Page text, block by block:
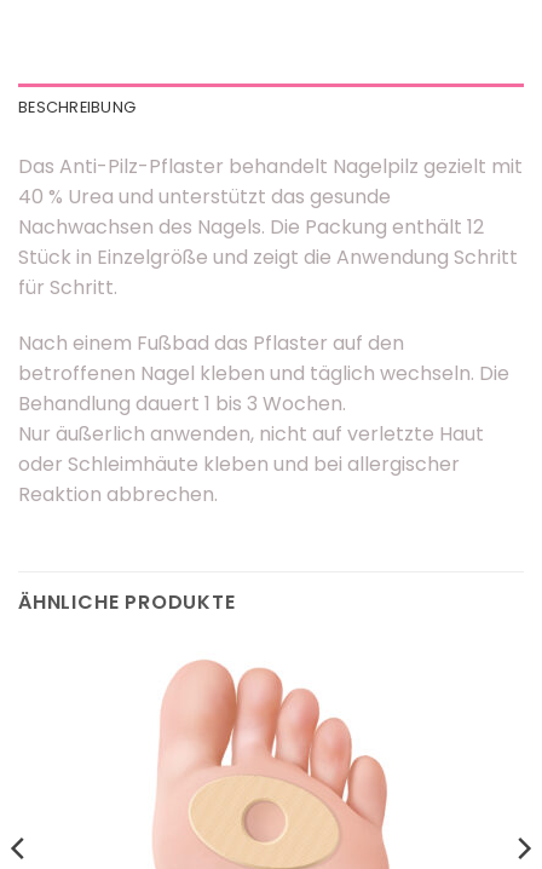
BESCHREIBUNG
Das Anti-Pilz-Pflaster behandelt Nagelpilz gezielt mit
40 % Urea und unterstützt das gesunde
Nachwachsen des Nagels. Die Packung enthält 12
Stück in Einzelgröße und zeigt die Anwendung Schritt
für Schritt.
Nach einem Fußbad das Pflaster auf den
betroffenen Nagel kleben und täglich wechseln. Die
Behandlung dauert 1 bis 3 Wochen.
Nur äußerlich anwenden, nicht auf verletzte Haut
oder Schleimhäute kleben und bei allergischer
Reaktion abbrechen.
ÄHNLICHE PRODUKTE